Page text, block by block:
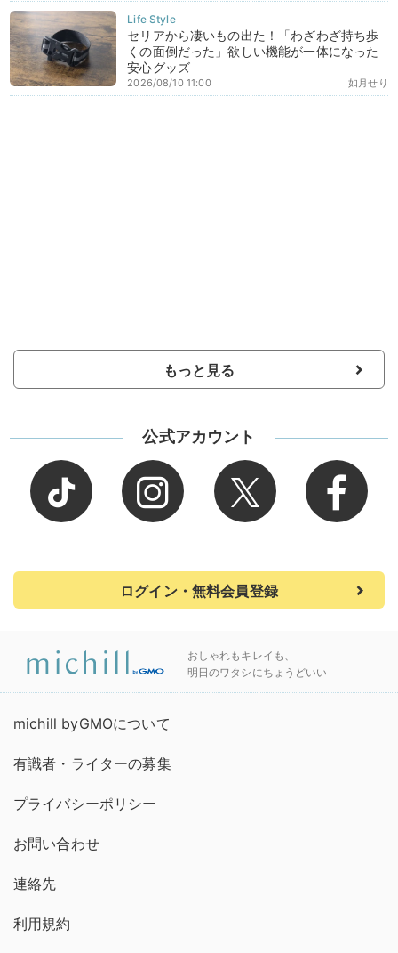
セリアから凄いもの出た！「わざわざ持ち歩
くの面倒だった」欲しい機能が一体になった
安心グッズ
如月せり
2026/08/10 11:00
もっと見る
公式アカウント
ログイン・無料会員登録
おしゃれもキレイも、
明日のワタシにちょうどいい
michill byGMOについて
有識者・ライターの募集
プライバシーポリシー
お問い合わせ
連絡先
利用規約